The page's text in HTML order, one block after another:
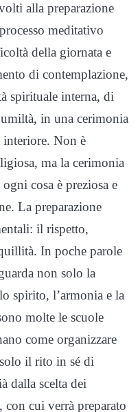
alla preparazione
meditativo
della giornata e
di contemplazione,
spirituale interna, di
in una cerimonia
interiore. Non è
ma la cerimonia
cosa è preziosa e
La preparazione
il rispetto,
In poche parole
non solo la
spirito, l’armonia e la
molte le scuole
come organizzare
il rito in sé di
dalla scelta dei
cui verrà preparato